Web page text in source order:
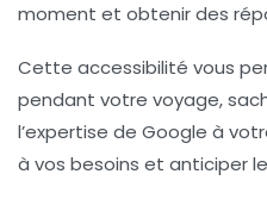
moment et obtenir des
Cette accessibilité vous
pendant votre voyage,
l’expertise de Google à
à vos besoins et anticiper